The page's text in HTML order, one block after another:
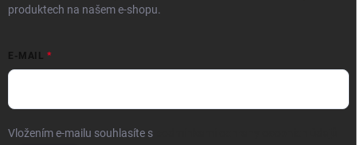
produktech na našem e-shopu.
E-MAIL
Vložením e-mailu souhlasíte s